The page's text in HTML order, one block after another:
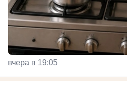
вчера в 19:05